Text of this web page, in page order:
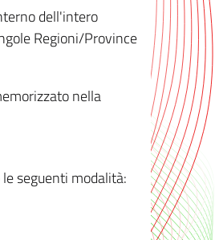
dell'intero
Regioni/Province
nella
seguenti modalità: